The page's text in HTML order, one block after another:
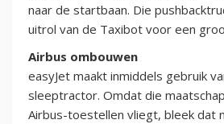
naar de startbaan. Die
uitrol van de Taxibot voor een
Airbus ombouwen
easyJet maakt inmiddels gebruik
sleeptractor. Omdat die
Airbus-toestellen vliegt, bleek dat